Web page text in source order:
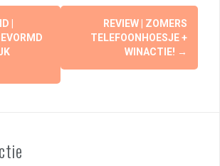
|
REVIEW | ZOMERS
TELEFOONHOESJE +
WINACTIE! →